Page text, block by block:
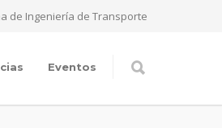
de Ingeniería de Transporte
Eventos